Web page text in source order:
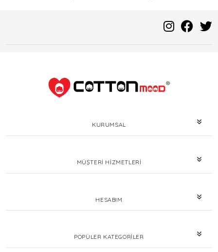
KURUMSAL
MÜŞTERI HIZMETLERI
HESABIM
POPÜLER KATEGORILER